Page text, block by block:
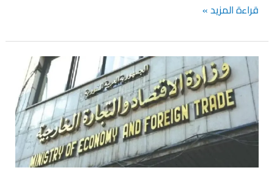
قراءة المزيد »
موافقة
على
توصية
اللجنة
الاقتصادية
بخصوص
المسموح